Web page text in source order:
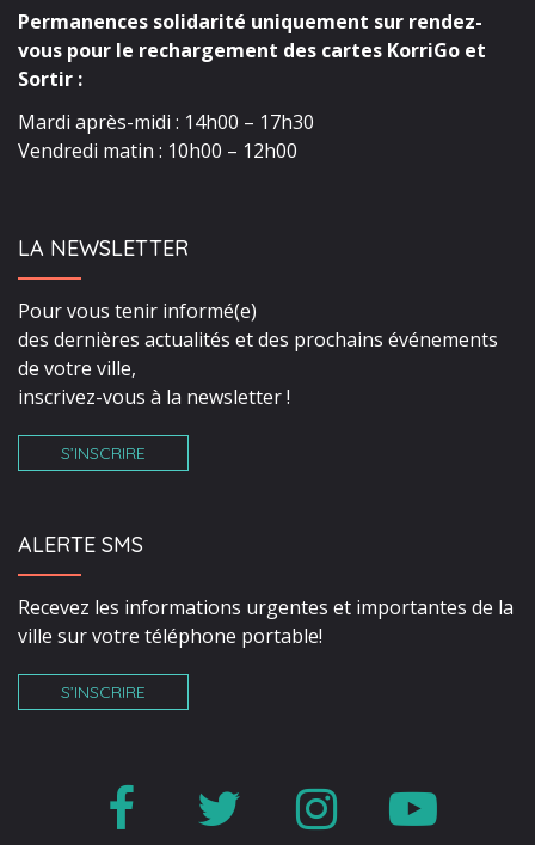
Permanences solidarité uniquement sur rendez-
vous pour le rechargement des cartes KorriGo et
Sortir :
Mardi après-midi : 14h00 – 17h30
Vendredi matin : 10h00 – 12h00
LA NEWSLETTER
Pour vous tenir informé(e)
des dernières actualités et des prochains événements
de votre ville,
inscrivez-vous à la newsletter !
S’INSCRIRE
ALERTE SMS
Recevez les informations urgentes et importantes de la
ville sur votre téléphone portable!
S’INSCRIRE
Lien Lien Lien